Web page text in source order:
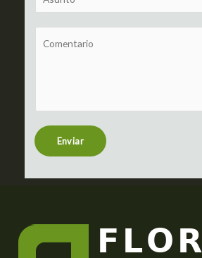
u
b
t
r
s
Enviar